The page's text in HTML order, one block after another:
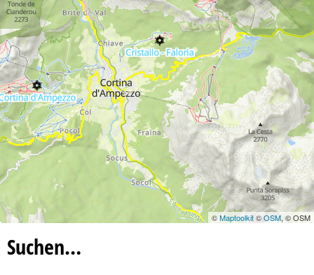
©Maptoolkit©OSM, © OSM
Suchen…